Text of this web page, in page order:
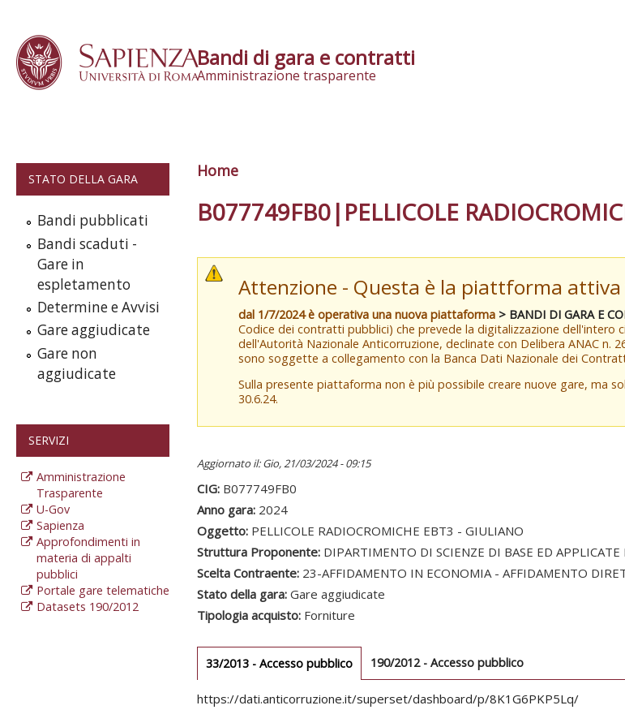
Bandi di gara e contratti
Amministrazione trasparente
STATO DELLA GARA
Bandi pubblicati
Bandi scaduti -
Gare in
espletamento
Determine e Avvisi
Gare aggiudicate
Gare non
aggiudicate
SERVIZI
Amministrazione
Trasparente
U-Gov
Sapienza
Approfondimenti in
materia di appalti
pubblici
Portale gare telematiche
Datasets 190/2012
Tu sei qui
Home
B077749FB0|PELLICOLE
Attenzione - Questa è la piattforma
dal 1/7/2024 è operativa una nuova piattaforma > BANDI DI GARA E
Codice dei contratti pubblici) che prevede la digitalizzazione
dell'Autorità Nazionale Anticorruzione, declinate con Delibera ANAC n.
sono soggette a collegamento con la Banca Dati Nazionale dei
Sulla presente piattaforma non è più possibile creare nuove gare, ma
30.6.24.
Aggiornato il: Gio, 21/03/2024 - 09:15
CIG: B077749FB0
Anno gara: 2024
Oggetto: PELLICOLE RADIOCROMICHE EBT3 - GIULIANO
Struttura Proponente: DIPARTIMENTO DI SCIENZE DI BASE ED APPLICATE
Scelta Contraente: 23-AFFIDAMENTO IN ECONOMIA - AFFIDAMENTO
Stato della gara: Gare aggiudicate
Tipologia acquisto: Forniture
Gare gara
33/2013 - Accesso pubblico(scheda
attiva)
190/2012 - Accesso pubblico
Sezione redazionale
https://dati.anticorruzione.it/superset/dashboard/p/8K1G6PKP5Lq/